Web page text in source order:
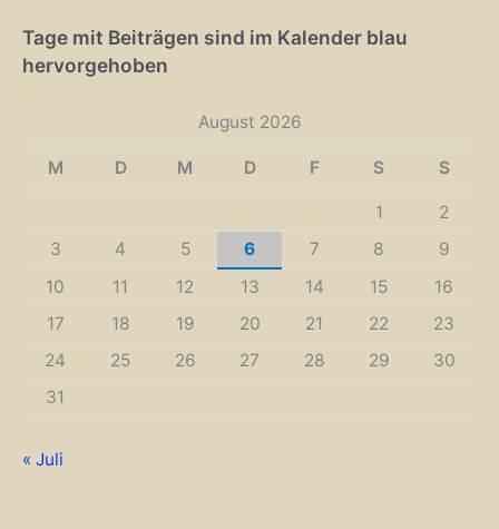
Tage mit Beiträgen sind im Kalender blau
hervorgehoben
August 2026
M D M D F S S
1
2
3
4 5 6 7 8
9
10
11 12 13 14 15
16
17
18 19 20 21 22
23
24
25 26 27 28 29
30
31
« Juli